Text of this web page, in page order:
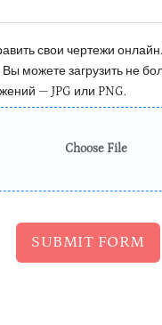
свои чертежи
можете загрузить не
— JPG или PNG.
Choose File
SUBMIT FORM